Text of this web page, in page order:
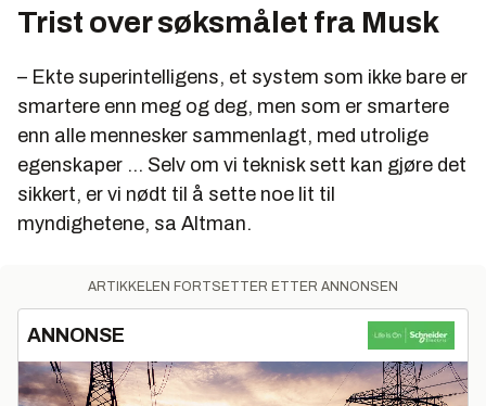
Trist over søksmålet fra Musk
– Ekte superintelligens, et system som ikke bare er
smartere enn meg og deg, men som er smartere
enn alle mennesker sammenlagt, med utrolige
egenskaper ... Selv om vi teknisk sett kan gjøre det
sikkert, er vi nødt til å sette noe lit til
myndighetene, sa Altman.
ARTIKKELEN FORTSETTER ETTER ANNONSEN
ANNONSE